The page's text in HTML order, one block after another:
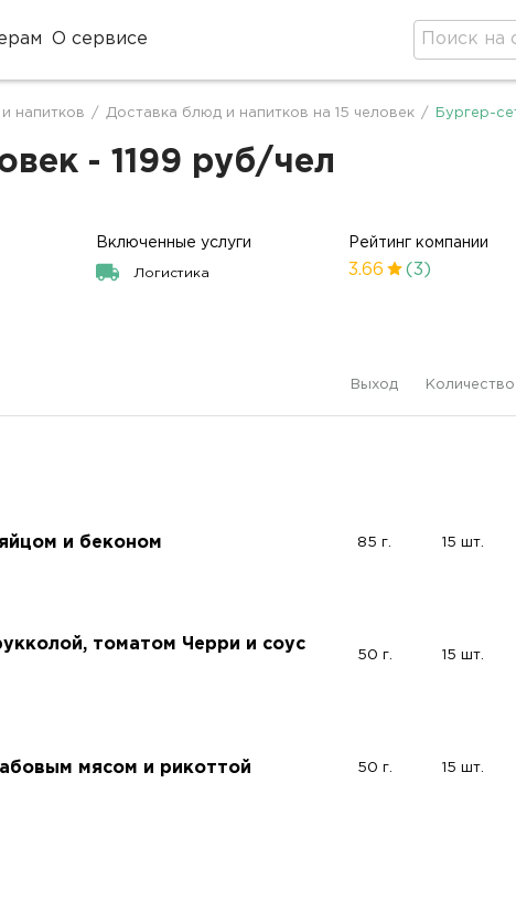
О сервисе
напитков / Доставка блюд и напитков на 15 человек / Бургер-
- 1199 руб/чел
Включенные услуги
Логистика
Рейтинг компании
3.66 (3)
Выход Количество
и беконом 85 г. 15 шт.
томатом Черри и соус
50 г. 15 шт.
мясом и рикоттой 50 г. 15 шт.